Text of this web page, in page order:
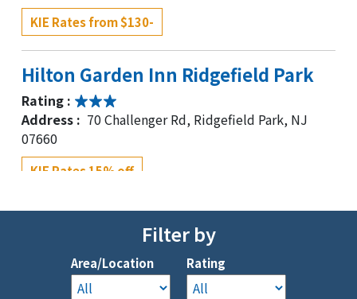
KIE Rates from $130-
Hilton Garden Inn Ridgefield Park
Rating :
Address : 70 Challenger Rd, Ridgefield Park, NJ
07660
KIE Rates 15% off
Holiday Inn Hasbrouck Heights-
Rating :
Address :283 NJ-17, Hasbrouck Heights, NJ 07604
Filter by
Area/Location Rating